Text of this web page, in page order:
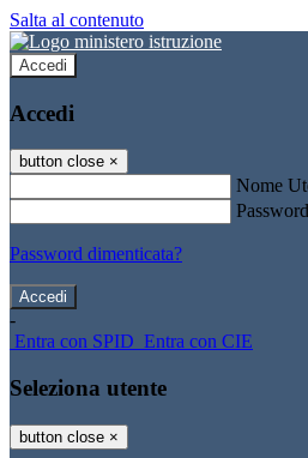
Salta al contenuto
Accedi
Accedi
button close ×
Nome
Password
Password dimenticata?
-
Entra con SPID Entra con CIE
Seleziona utente
button close ×